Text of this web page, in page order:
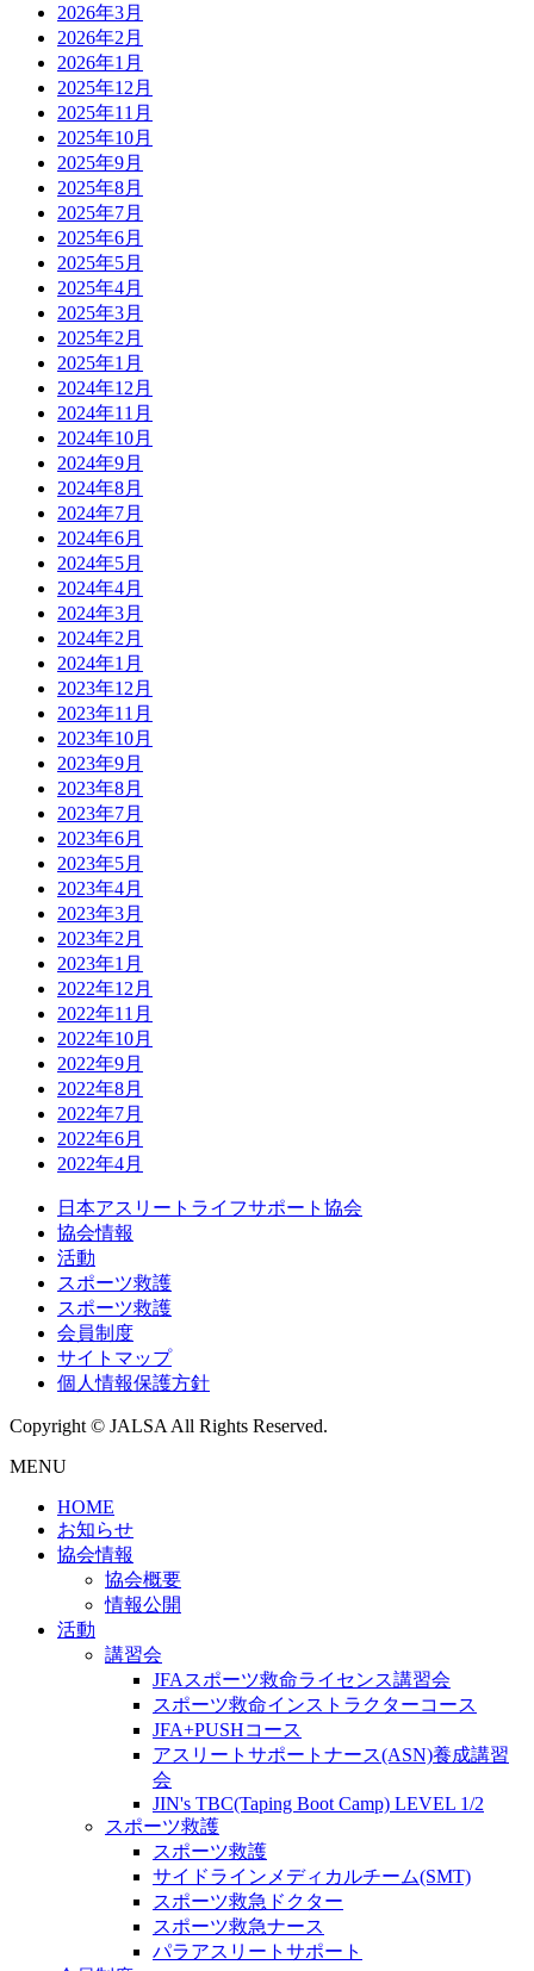
2026年3月
2026年2月
2026年1月
2025年12月
2025年11月
2025年10月
2025年9月
2025年8月
2025年7月
2025年6月
2025年5月
2025年4月
2025年3月
2025年2月
2025年1月
2024年12月
2024年11月
2024年10月
2024年9月
2024年8月
2024年7月
2024年6月
2024年5月
2024年4月
2024年3月
2024年2月
2024年1月
2023年12月
2023年11月
2023年10月
2023年9月
2023年8月
2023年7月
2023年6月
2023年5月
2023年4月
2023年3月
2023年2月
2023年1月
2022年12月
2022年11月
2022年10月
2022年9月
2022年8月
2022年7月
2022年6月
2022年4月
日本アスリートライフサポート協会
協会情報
活動
スポーツ救護
スポーツ救護
会員制度
サイトマップ
個人情報保護方針
Copyright © JALSA All Rights Reserved.
MENU
HOME
お知らせ
協会情報
協会概要
情報公開
活動
講習会
JFAスポーツ救命ライセンス講習会
スポーツ救命インストラクターコース
JFA+PUSHコース
アスリートサポートナース(ASN)養成講習
会
JIN's TBC(Taping Boot Camp) LEVEL 1/2
スポーツ救護
スポーツ救護
サイドラインメディカルチーム(SMT)
スポーツ救急ドクター
スポーツ救急ナース
パラアスリートサポート